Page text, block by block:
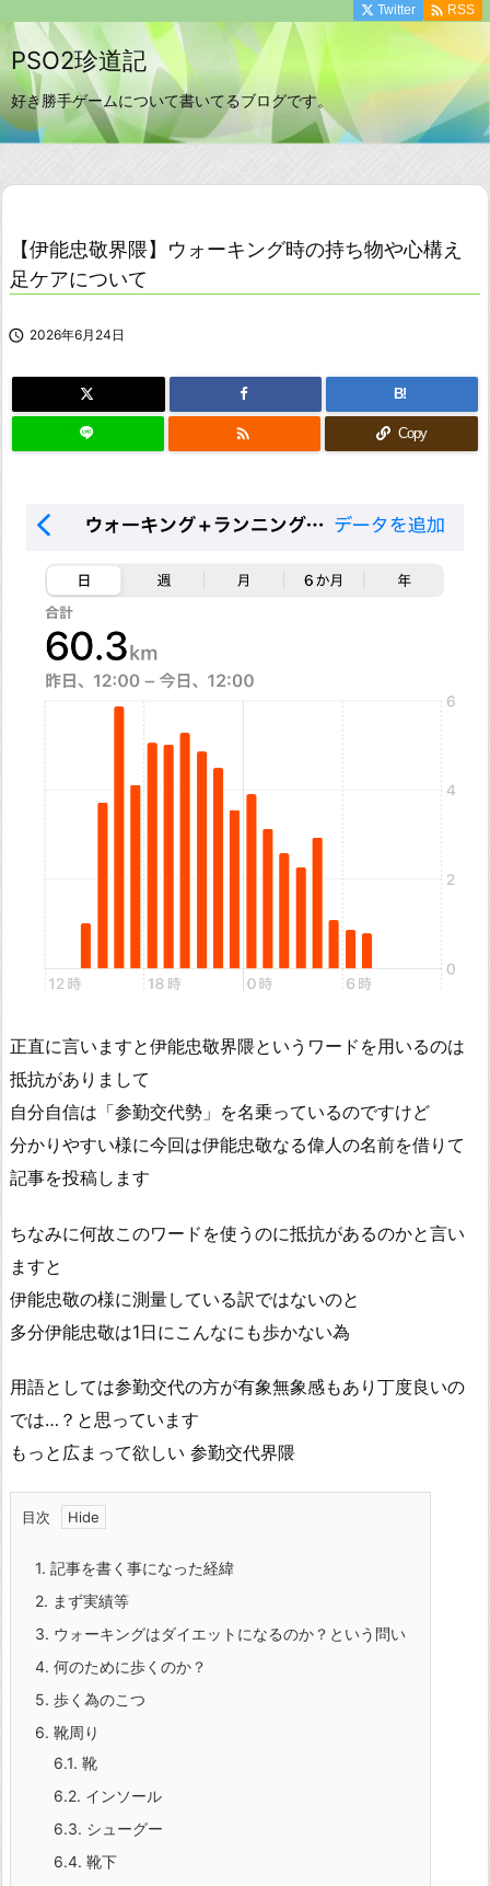
PSO2珍道記
好き勝手ゲームについて書いてるブログです。
Twitter  RSS
【伊能忠敬界隈】ウォーキング時の持ち物や心構え
足ケアについて
 2026年6月24日
B!
 Copy
正直に言いますと伊能忠敬界隈というワードを用いるのは
抵抗がありまして
自分自信は「参勤交代勢」を名乗っているのですけど
分かりやすい様に今回は伊能忠敬なる偉人の名前を借りて
記事を投稿します
ちなみに何故このワードを使うのに抵抗があるのかと言い
ますと
伊能忠敬の様に測量している訳ではないのと
多分伊能忠敬は1日にこんなにも歩かない為
用語としては参勤交代の方が有象無象感もあり丁度良いの
では…？と思っています
もっと広まって欲しい 参勤交代界隈
目次
1. 記事を書く事になった経緯
2. まず実績等
3. ウォーキングはダイエットになるのか？という問い
4. 何のために歩くのか？
5. 歩く為のこつ
6. 靴周り
6.1. 靴
6.2. インソール
6.3. シューグー
6.4. 靴下